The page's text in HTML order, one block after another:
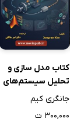
کتاب مدل سازی و
تحلیل سیستم‌های
دینامیکی با استفاده
جانگری کیم
۳۰۰,۰۰۰ ت